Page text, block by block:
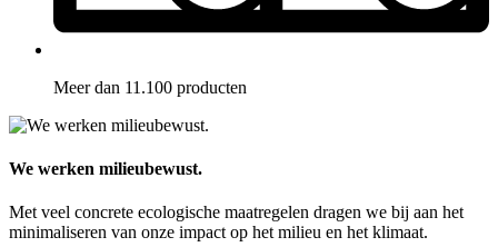
Meer dan 11.100 producten
We werken milieubewust.
Met veel concrete ecologische maatregelen dragen we bij aan het
minimaliseren van onze impact op het milieu en het klimaat.